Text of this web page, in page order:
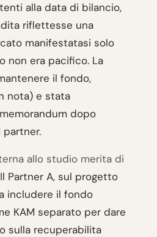
alla data di bilancio,
riflettesse una
manifestatasi solo
non era pacifico. La
il fondo,
nota) e stata
dopo
allo studio merita di
Il Partner A, sul progetto
includere il fondo
KAM separato per dare
sulla recuperabilita